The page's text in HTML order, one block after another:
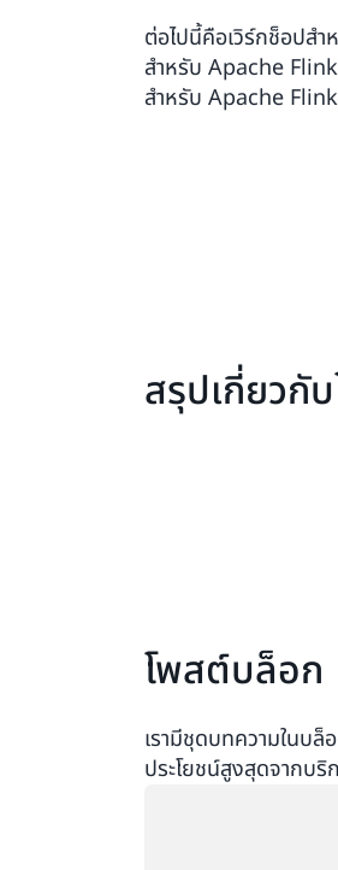
ต่อไปนี้คือเวิร์กช็อปส
สำหรับ Apache
สำหรับ Apache
สรุปเกี่ยวกั
โพสต์บล็อก
เรามีชุดบทความในบ
ประโยชน์สูงสุดจากบ